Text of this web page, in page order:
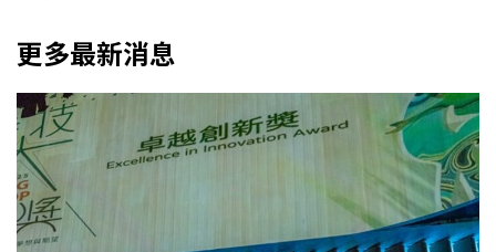
更多最新消息